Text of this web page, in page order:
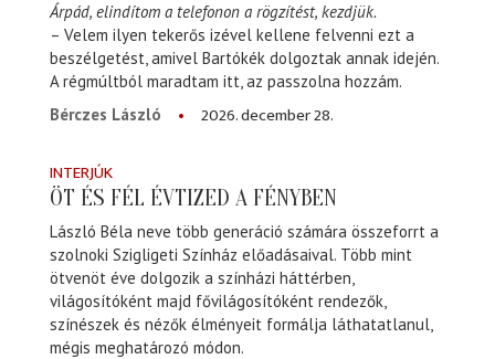
Árpád, elindítom a telefonon a rögzítést, kezdjük.
– Velem ilyen tekerős izével kellene felvenni ezt a
beszélgetést, amivel Bartókék dolgoztak annak idején.
A régmúltból maradtam itt, az passzolna hozzám.
Bérczes László
2026. december 28.
INTERJÚK
ÖT ÉS FÉL ÉVTIZED A FÉNYBEN
László Béla neve több generáció számára összeforrt a
szolnoki Szigligeti Színház előadásaival. Több mint
ötvenöt éve dolgozik a színházi háttérben,
világosítóként majd fővilágosítóként rendezők,
színészek és nézők élményeit formálja láthatatlanul,
mégis meghatározó módon.